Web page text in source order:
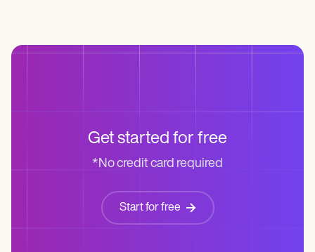
Get started for free
*No credit card required
Start for free